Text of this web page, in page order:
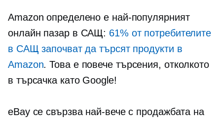
Amazon определено е най-популярният
онлайн пазар в САЩ: 61% от потребителите
в САЩ започват да търсят продукти в
Amazon. Това е повече търсения, отколкото
в търсачка като Google!
eBay се свързва най-вече с продажбата на